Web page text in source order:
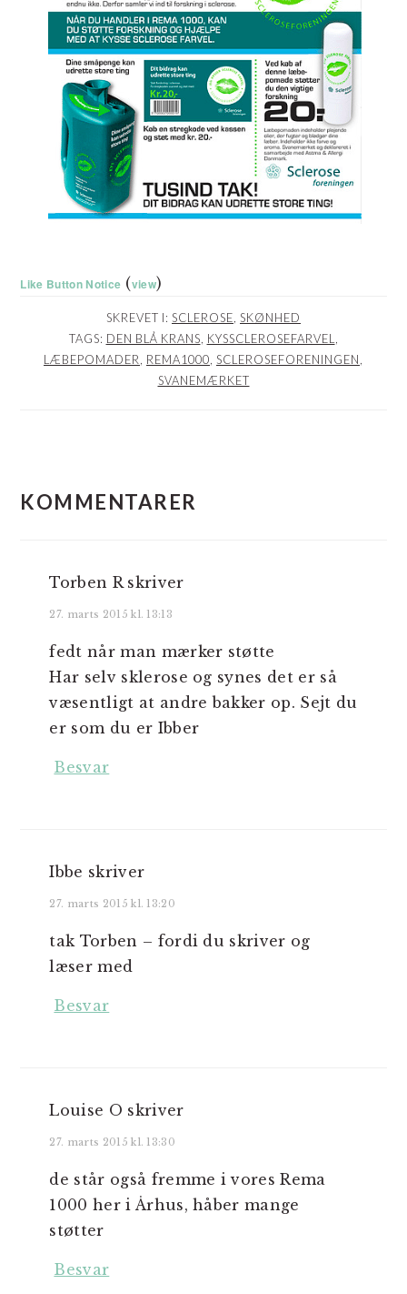
Like Button Notice (view)
SKREVET I: SCLEROSE, SKØNHED
TAGS: DEN BLÅ KRANS, KYSSCLEROSEFARVEL,
LÆBEPOMADER, REMA1000, SCLEROSEFORENINGEN,
SVANEMÆRKET
KOMMENTARER
Torben R skriver
27. marts 2015 kl. 13:13
fedt når man mærker støtte
Har selv sklerose og synes det er så
væsentligt at andre bakker op. Sejt du
er som du er Ibber
Besvar
Ibbe skriver
27. marts 2015 kl. 13:20
tak Torben – fordi du skriver og
læser med
Besvar
Louise O skriver
27. marts 2015 kl. 13:30
de står også fremme i vores Rema
1000 her i Århus, håber mange
støtter
Besvar